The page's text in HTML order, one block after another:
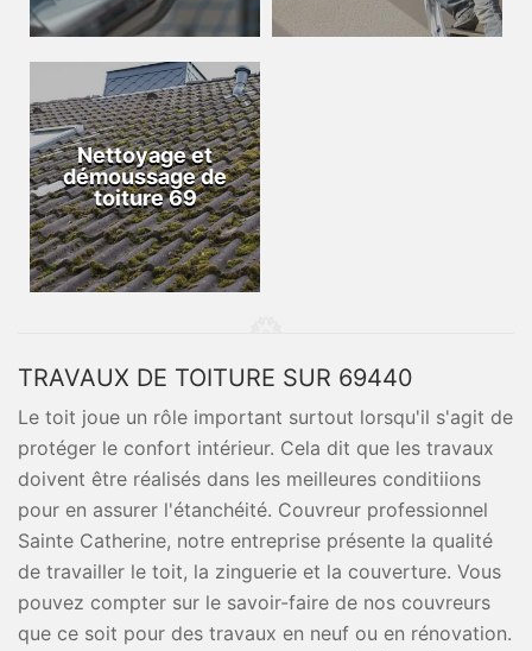
Nettoyage et
démoussage de
toiture 69
TRAVAUX DE TOITURE SUR 69440
Le toit joue un rôle important surtout lorsqu'il s'agit de
protéger le confort intérieur. Cela dit que les travaux
doivent être réalisés dans les meilleures conditiions
pour en assurer l'étanchéité. Couvreur professionnel
Sainte Catherine, notre entreprise présente la qualité
de travailler le toit, la zinguerie et la couverture. Vous
pouvez compter sur le savoir-faire de nos couvreurs
que ce soit pour des travaux en neuf ou en rénovation.